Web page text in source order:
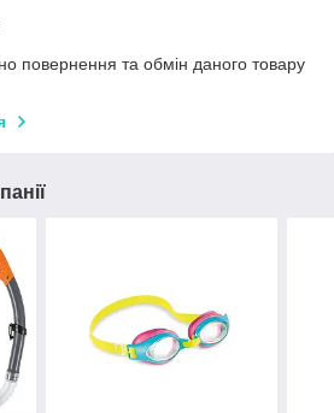
повернення та обмін даного товару